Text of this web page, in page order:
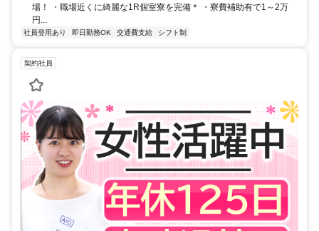
場！ ・職場近くに綺麗な1R個室寮を完備＊ ・寮費補助有で1～2万
円...
社員登用あり 即日勤務OK 交通費支給 シフト制
契約社員